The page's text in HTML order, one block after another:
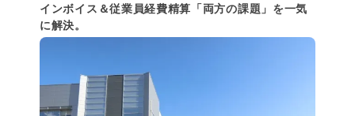
インボイス＆従業員経費精算「両方の課題」を一気
に解決。